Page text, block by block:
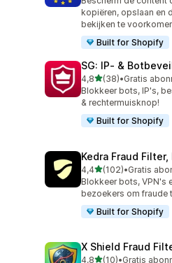
kopiëren, opslaan en
bekijken te
Built for Shopify
SG: IP‑ &
4,8van 5 sterren
(38)
38 recensies in totaal
•
Blokkeer bots, IP's,
& rechtermuisknop!
Built for Shopify
Kedra Fraud Filter,
4,4van 5 sterren
(102)
102 recensies in totaal
•
Blokkeer bots, VPN's
bezoekers om fraude
Built for Shopify
X Shield Fraud
4,8van 5 sterren
(10)•